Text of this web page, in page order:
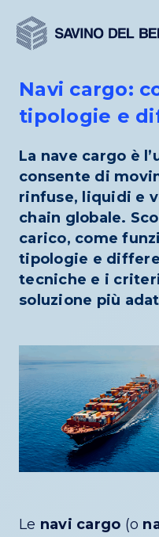
contenuto
Navi cargo:
tipologie e
La nave cargo è
consente di
rinfuse, liquidi e
chain globale.
carico, come
tipologie e
tecniche e i
soluzione più
Le navi cargo (o